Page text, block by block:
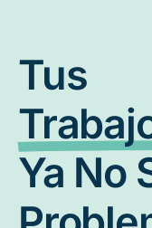
Tus
Ya No